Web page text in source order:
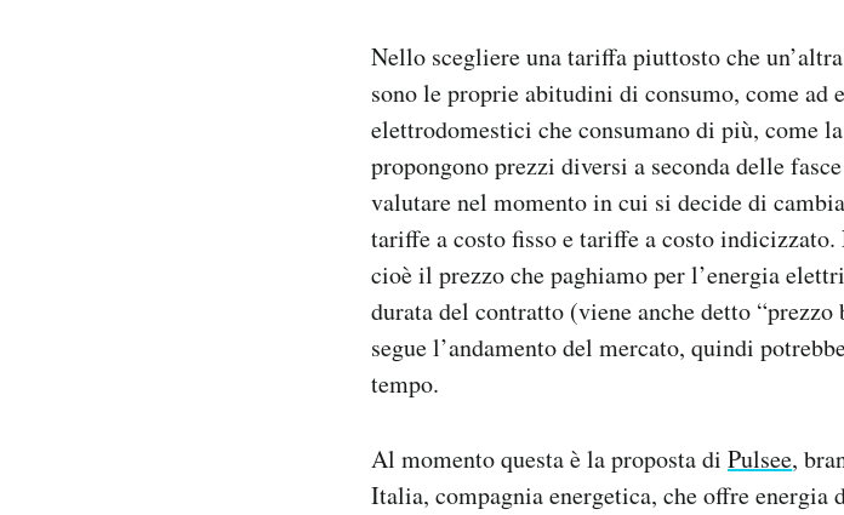
Nello scegliere una tariffa piuttosto che
sono le proprie abitudini di consumo, come ad
elettrodomestici che consumano di più,
propongono prezzi diversi a seconda delle
valutare nel momento in cui si decide di
tariffe a costo fisso e tariffe a costo
cioè il prezzo che paghiamo per l’energia
durata del contratto (viene anche detto
segue l’andamento del mercato, quindi
tempo.
Al momento questa è la proposta di Pulsee,
Italia, compagnia energetica, che offre